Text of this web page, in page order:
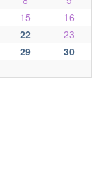
15
16
22
23
29
30